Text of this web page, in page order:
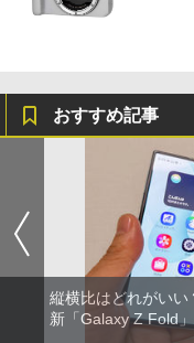
おすすめ記事
縦横比はどれがい
新「Galaxy Z Fold」